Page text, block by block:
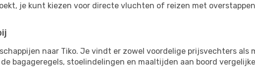
je kunt kiezen voor directe vluchten of reizen met
naar Tiko. Je vindt er zowel voordelige prijsvechters als
bagageregels, stoelindelingen en maaltijden aan boord